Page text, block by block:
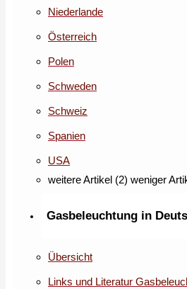
Niederlande
Österreich
Polen
Schweden
Schweiz
Spanien
USA
weitere Artikel (2) weniger
Gasbeleuchtung in
Übersicht
Links und Literatur